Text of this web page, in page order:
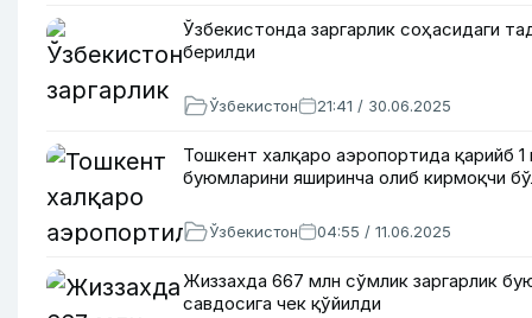
Ўзбекистонда заргарлик соҳасидаги
берилди
Ўзбекистон 21:41 / 30.06.2025
Тошкент халқаро аэропортида қарийб
буюмларини яширинча олиб кирмоқчи
Ўзбекистон 04:55 / 11.06.2025
Жиззахда 667 млн сўмлик заргарлик
савдосига чек қўйилди